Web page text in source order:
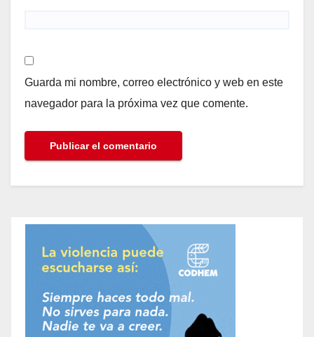
Guarda mi nombre, correo electrónico y web en este
navegador para la próxima vez que comente.